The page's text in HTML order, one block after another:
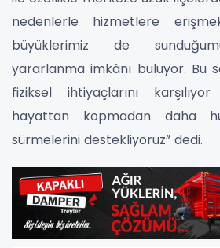
nedenlerle hizmetlere
büyüklerimiz de
yararlanma imkânı buluyor. Bu
fiziksel ihtiyaçlarını
hayattan kopmadan daha
sürmelerini destekliyoruz” dedi.